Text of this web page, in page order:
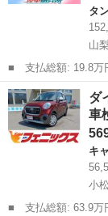
タ
山
■ 支払総額: 19.8万円 ■ 車両本体価格： 148,000 円 ■ メーカー
名： ダイハツ ■
リミテッド ＥＴ
フルフラット...
山梨 西八代郡
ダ
車
キ
小
■ 支払総額: 63.9万円 ■ 車両本体価格： 569,000 円 ■ メーカー